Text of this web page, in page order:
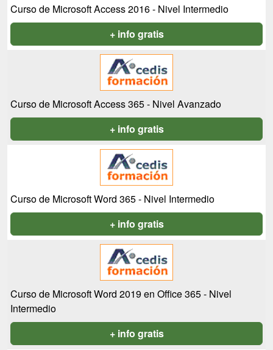
Curso de Microsoft Access 2016 - Nivel Intermedio
+ info gratis
Curso de Microsoft Access 365 - Nivel Avanzado
+ info gratis
Curso de Microsoft Word 365 - Nivel Intermedio
+ info gratis
Curso de Microsoft Word 2019 en Office 365 - Nivel
Intermedio
+ info gratis